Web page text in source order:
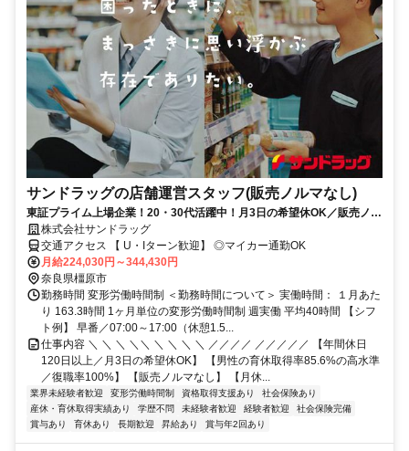
サンドラッグの店舗運営スタッフ(販売ノルマなし)
東証プライム上場企業！20・30代活躍中！月3日の希望休OK／販売ノル
マなし／年収例32歳SV816万円／販促企画～商品管理など店舗運営がメ
インの仕事
株式会社サンドラッグ
交通アクセス 【 U・Iターン歓迎】 ◎マイカー通勤OK
月給224,030円～344,430円
奈良県橿原市
勤務時間 変形労働時間制 ＜勤務時間について＞ 実働時間： １月あた
り 163.3時間 1ヶ月単位の変形労働時間制 週実働 平均40時間 【シフ
ト例】 早番／07:00～17:00（休憩1.5...
仕事内容 ＼ ＼ ＼ ＼＼ ＼ ＼ ＼ ＼ ／／／／ ／／／／／ 【年間休日
120日以上／月3日の希望休OK】 【男性の育休取得率85.6%の高水準
／復職率100%】 【販売ノルマなし】 【月休...
業界未経験者歓迎 変形労働時間制 資格取得支援あり
社会保険あり
産休・育休取得実績あり
学歴不問 未経験者歓迎 経験者歓迎
社会保険完備
賞与あり
育休あり 長期歓迎 昇給あり 賞与年2回あり